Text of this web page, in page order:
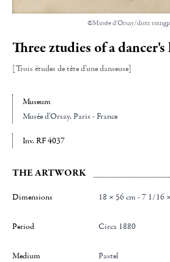
©Musée d'Orsay/distr.
Three ztudies of a dancer's
[Trois études de tête d’une danseuse]
Museum
Musée d'Orsay, Paris - France
Inv. RF 4037
THE ARTWORK
Dimensions 18 × 56 cm - 7 1/16
Period Circa 1880
Medium Pastel